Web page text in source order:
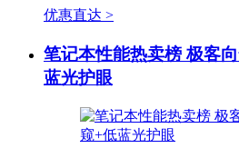
优惠直达 >
笔记本性能热卖榜 极客
蓝光护眼